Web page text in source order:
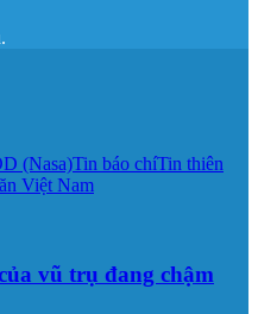
(Nasa)Tin báo chíTin thiên
Việt Nam
vũ trụ đang chậm